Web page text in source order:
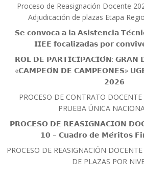
Proceso de Reasignación Docente
Adjudicación de plazas Etapa
𝗦𝗲 𝗰𝗼𝗻𝘃𝗼𝗰𝗮 𝗮 𝗹𝗮 𝗔𝘀𝗶𝘀𝘁𝗲𝗻𝗰𝗶𝗮
𝗜𝗜𝗘𝗘 𝗳𝗼𝗰𝗮𝗹𝗶𝘇𝗮𝗱𝗮𝘀 𝗽𝗼𝗿
𝗥𝗢𝗟 𝗗𝗘 𝗣𝗔𝗥𝗧𝗜𝗖𝗜𝗣𝗔𝗖𝗜𝗢́𝗡: 𝗚𝗥𝗔𝗡
«𝗖𝗔𝗠𝗣𝗘𝗢́𝗡 𝗗𝗘 𝗖𝗔𝗠𝗣𝗘𝗢𝗡𝗘𝗦»
𝟮𝟬𝟮𝟲
PROCESO DE CONTRATO
PRUEBA ÚNICA
𝗣𝗥𝗢𝗖𝗘𝗦𝗢 𝗗𝗘 𝗥𝗘𝗔𝗦𝗜𝗚𝗡𝗔𝗖𝗜𝗢́𝗡
𝟭𝟬 – 𝗖𝘂𝗮𝗱𝗿𝗼 𝗱𝗲 𝗠𝗲́𝗿𝗶𝘁𝗼𝘀
PROCESO DE REASIGNACIÓN
DE PLAZAS POR